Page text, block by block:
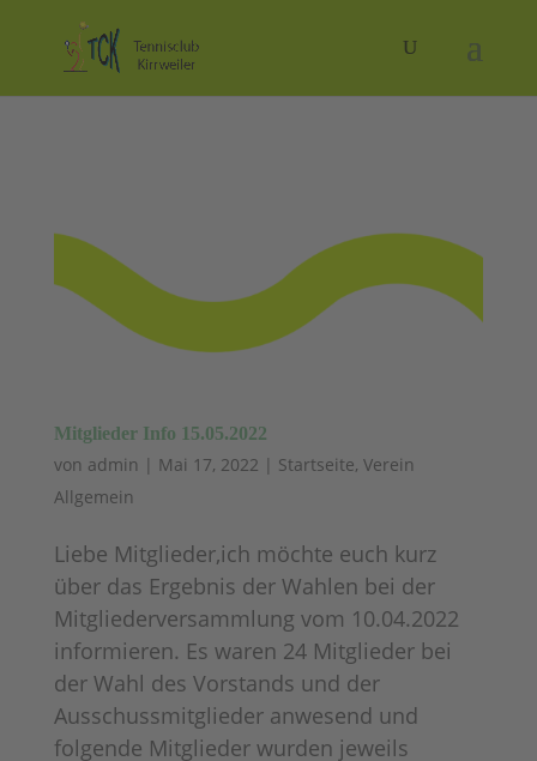
Mitglieder Info 15.05.2022
von admin | Mai 17, 2022 | Startseite, Verein
Allgemein
Liebe Mitglieder,ich möchte euch kurz
über das Ergebnis der Wahlen bei der
Mitgliederversammlung vom 10.04.2022
informieren. Es waren 24 Mitglieder bei
der Wahl des Vorstands und der
Ausschussmitglieder anwesend und
folgende Mitglieder wurden jeweils